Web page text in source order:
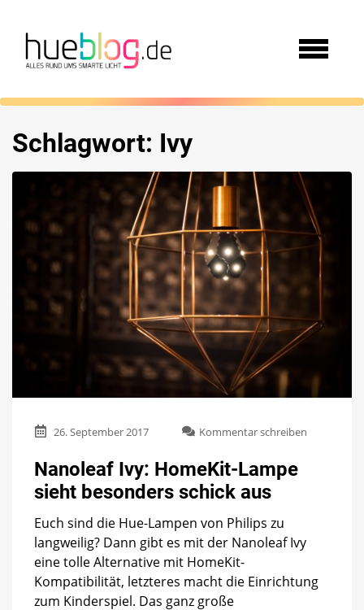
Schlagwort: Ivy
26. September 2017 Kommentar schreiben
Nanoleaf Ivy: HomeKit-Lampe
sieht besonders schick aus
Euch sind die Hue-Lampen von Philips zu
langweilig? Dann gibt es mit der Nanoleaf Ivy
eine tolle Alternative mit HomeKit-
Kompatibilität, letzteres macht die Einrichtung
zum Kinderspiel. Das ganz große